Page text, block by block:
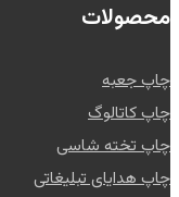
محصولات
چاپ جعبه
چاپ کاتالوگ
چاپ تخته شاسی
چاپ هدایای تبلیغاتی